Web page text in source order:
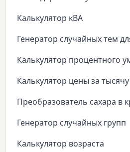
Калькулятор кВА
Генератор случайных тем
Калькулятор процентного
Калькулятор цены за
Преобразователь сахара в
Генератор случайных групп
Калькулятор возраста